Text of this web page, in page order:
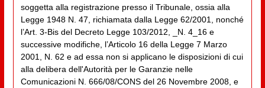
soggetta alla registrazione presso il Tribunale, ossia alla
Legge 1948 N. 47, richiamata dalla Legge 62/2001, nonché
l’Art. 3-Bis del Decreto Legge 103/2012, _N. 4_16 e
successive modifiche, l’Articolo 16 della Legge 7 Marzo
2001, N. 62 e ad essa non si applicano le disposizioni di cui
alla delibera dell'Autorità per le Garanzie nelle
Comunicazioni N. 666/08/CONS del 26 Novembre 2008, e